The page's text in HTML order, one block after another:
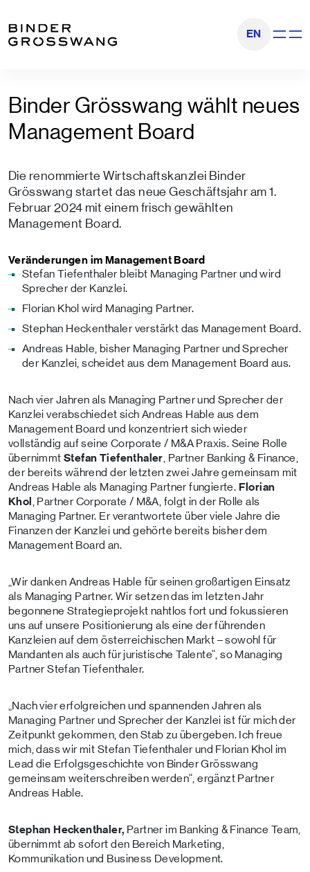
EN
Binder Grösswang wählt neues
Management Board
Die renommierte Wirtschaftskanzlei Binder
Grösswang startet das neue Geschäftsjahr am 1.
Februar 2024 mit einem frisch gewählten
Management Board.
Veränderungen im Management Board
Stefan Tiefenthaler bleibt Managing Partner und wird
Sprecher der Kanzlei.
Florian Khol wird Managing Partner.
Stephan Heckenthaler verstärkt das Management Board.
Andreas Hable, bisher Managing Partner und Sprecher
der Kanzlei, scheidet aus dem Management Board aus.
Nach vier Jahren als Managing Partner und Sprecher der
Kanzlei verabschiedet sich Andreas Hable aus dem
Management Board und konzentriert sich wieder
vollständig auf seine Corporate / M&A Praxis. Seine Rolle
übernimmtStefan Tiefenthaler , Partner Banking & Finance,
der bereits während der letzten zwei Jahre gemeinsam mit
Andreas Hable als Managing Partner fungierte. Florian
Khol
, Partner Corporate / M&A, folgt in der Rolle als
Managing Partner. Er verantwortete über viele Jahre die
Finanzen der Kanzlei und gehörte bereits bisher dem
Management Board an.
„Wir danken Andreas Hable für seinen großartigen Einsatz
als Managing Partner. Wir setzen das im letzten Jahr
begonnene Strategieprojekt nahtlos fort und fokussieren
uns auf unsere Positionierung als eine der führenden
Kanzleien auf dem österreichischen Markt – sowohl für
Mandanten als auch für juristische Talente“, so Managing
Partner Stefan Tiefenthaler.
„Nach vier erfolgreichen und spannenden Jahren als
Managing Partner und Sprecher der Kanzlei ist für mich der
Zeitpunkt gekommen, den Stab zu übergeben. Ich freue
mich, dass wir mit Stefan Tiefenthaler und Florian Khol im
Lead die Erfolgsgeschichte von Binder Grösswang
gemeinsam weiterschreiben werden“, ergänzt Partner
Andreas Hable.
Stephan Heckenthaler, Partner im Banking & Finance Team,
übernimmt ab sofort den Bereich Marketing,
Kommunikation und Business Development.